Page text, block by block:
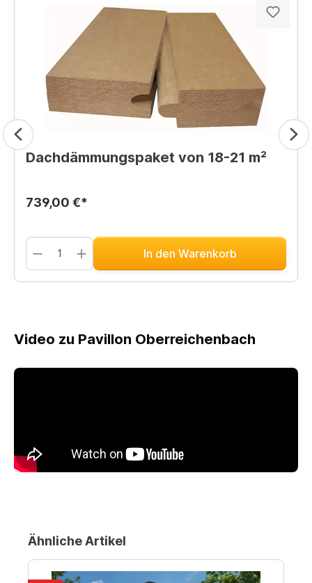
Dachdämmungspaket von 18-21 m²
739,00 €*
In den Warenkorb
Video zu Pavillon Oberreichenbach
Ähnliche Artikel